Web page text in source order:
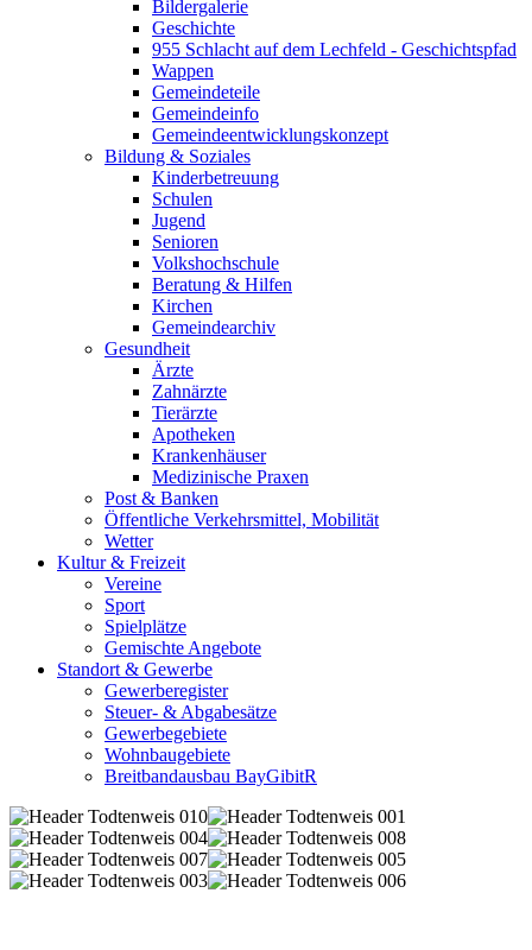
Bildergalerie
Geschichte
955 Schlacht auf dem Lechfeld - Geschichtspfad
Wappen
Gemeindeteile
Gemeindeinfo
Gemeindeentwicklungskonzept
Bildung & Soziales
Kinderbetreuung
Schulen
Jugend
Senioren
Volkshochschule
Beratung & Hilfen
Kirchen
Gemeindearchiv
Gesundheit
Ärzte
Zahnärzte
Tierärzte
Apotheken
Krankenhäuser
Medizinische Praxen
Post & Banken
Öffentliche Verkehrsmittel, Mobilität
Wetter
Kultur & Freizeit
Vereine
Sport
Spielplätze
Gemischte Angebote
Standort & Gewerbe
Gewerberegister
Steuer- & Abgabesätze
Gewerbegebiete
Wohnbaugebiete
Breitbandausbau BayGibitR